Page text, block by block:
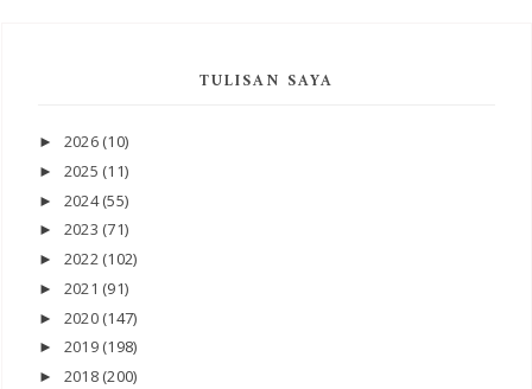
TULISAN SAYA
► 2026 (10)
► 2025 (11)
► 2024(55)
► 2023 (71)
► 2022 (102)
► 2021 (91)
► 2020 (147)
► 2019 (198)
► 2018 (200)